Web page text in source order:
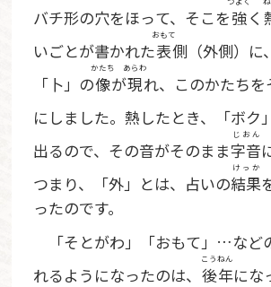
バチ形の穴をほって、そこを強く
いごとが書かれた表
おもて
側（外側）に
「卜」の像
かたち
が現
あらわ
れ、このかたちを
にしました。熱したとき、「ボク
出るので、その音がそのまま字音
じおん
つまり、「外」とは、占いの結果
けっか
ったのです。
「そとがわ」「おもて」…など
れるようになったのは、 後年
こうねん
にな